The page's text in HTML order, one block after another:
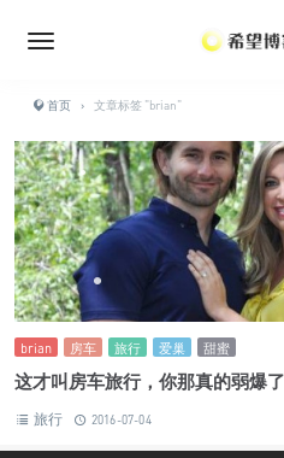
首页 › 文章标签 "brian"
brian 房车 旅行 爱巢 甜蜜
这才叫房车旅行，你那真的弱爆了
旅行 2016-07-04
•
•
•
•